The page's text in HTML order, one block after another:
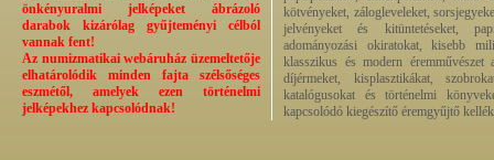
önkényuralmi jelképeket ábrázoló
darabok kizárólag gyűjteményi célból
vannak fent!
Az numizmatikai webáruház üzemeltetője
elhatárolódik minden fajta szélsőséges
eszmétől, amelyek ezen történelmi
jelképekhez kapcsolódnak!
kötvényeket, zálogleveleket,
jelvényeket és kitüntetéseket,
adományozási okiratokat, kisebb
klasszikus és modern éremművészet
díjérmeket, kisplasztikákat,
katalógusokat és történelmi
kapcsolódó kiegészítő éremgyűjtő